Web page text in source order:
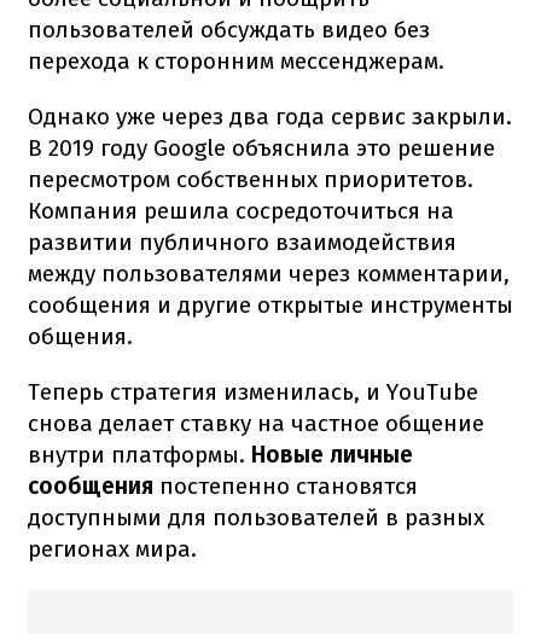
пользователей обсуждать видео без
перехода к сторонним мессенджерам.
Однако уже через два года сервис закрыли.
В 2019 году Google объяснила это решение
пересмотром собственных приоритетов.
Компания решила сосредоточиться на
развитии публичного взаимодействия
между пользователями через комментарии,
сообщения и другие открытые инструменты
общения.
Теперь стратегия изменилась, и YouTube
снова делает ставку на частное общение
внутри платформы. Новые личные
сообщения постепенно становятся
доступными для пользователей в разных
регионах мира.